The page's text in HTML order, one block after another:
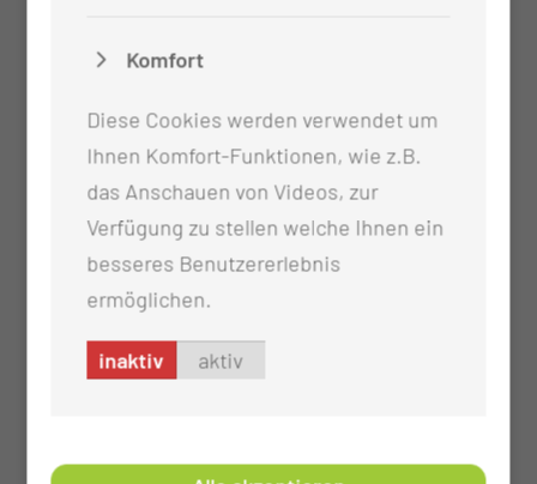
Komfort
Diese Cookies werden verwendet um
Ihnen Komfort-Funktionen, wie z.B.
das Anschauen von Videos, zur
Verfügung zu stellen welche Ihnen ein
besseres Benutzererlebnis
ermöglichen.
inaktiv aktiv